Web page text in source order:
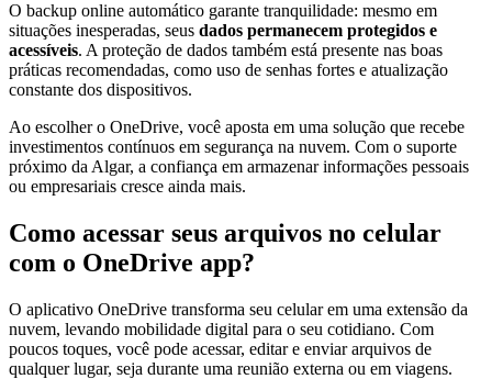
O backup online automático garante tranquilidade: mesmo em
situações inesperadas, seus dados permanecem protegidos e
acessíveis. A proteção de dados também está presente nas boas
práticas recomendadas, como uso de senhas fortes e atualização
constante dos dispositivos.
Ao escolher o OneDrive, você aposta em uma solução que recebe
investimentos contínuos em segurança na nuvem. Com o suporte
próximo da Algar, a confiança em armazenar informações pessoais
ou empresariais cresce ainda mais.
Como acessar seus arquivos no celular
com o OneDrive app?
O aplicativo OneDrive transforma seu celular em uma extensão da
nuvem, levando mobilidade digital para o seu cotidiano. Com
poucos toques, você pode acessar, editar e enviar arquivos de
qualquer lugar, seja durante uma reunião externa ou em viagens.